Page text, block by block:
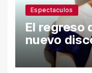
Espectaculos
El regreso
nuevo
desata
a Sean